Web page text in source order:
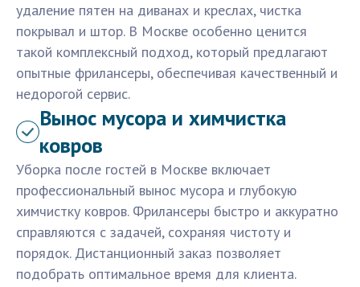
удаление пятен на диванах и креслах, чистка
покрывал и штор. В Москве особенно ценится
такой комплексный подход, который предлагают
опытные фрилансеры, обеспечивая качественный и
недорогой сервис.
Вынос мусора и химчистка
ковров
Уборка после гостей в Москве включает
профессиональный вынос мусора и глубокую
химчистку ковров. Фрилансеры быстро и аккуратно
справляются с задачей, сохраняя чистоту и
порядок. Дистанционный заказ позволяет
подобрать оптимальное время для клиента.